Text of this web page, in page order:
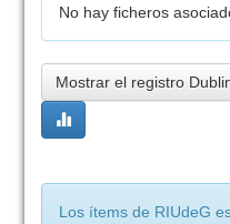
No hay ficheros
Mostrar el registro
Los ítems de RIUdeG